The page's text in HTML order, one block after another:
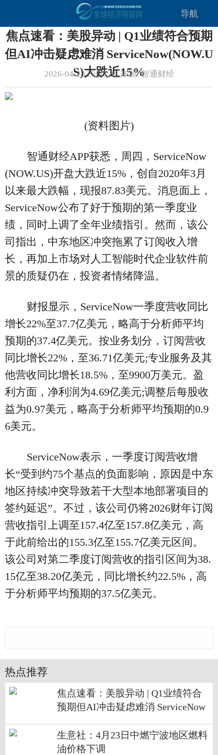
导航
焦点速看：美股异动 | Q1业绩符合预期
但AI冲击疑虑难消 ServiceNow(NOW.U
S)大跌近15%
2026-04-23 22:33:36 来源: 智通财经
(资料图片)
智通财经APP获悉，周四，ServiceNow
(NOW.US)开盘大跌近15%，创自2020年3月
以来最大跌幅，现报87.83美元。消息面上，
ServiceNow公布了好于预期的第一季度业
绩，同时上调了全年业绩指引。然而，该公
司指出，中东地区冲突拖累了订阅收入增
长，再加上市场对人工智能时代企业软件前
景的质疑仍在，投资者情绪降温。
财报显示，ServiceNow一季度营收同比
增长22%至37.7亿美元，略高于分析师平均
预期的37.4亿美元。按业务划分，订阅营收
同比增长22%，至36.71亿美元;专业服务及其
他营收同比增长18.5%，至9900万美元。盈
利方面，净利润为4.69亿美元;调整后每股收
益为0.97美元，略高于分析师平均预期的0.9
6美元。
ServiceNow表示，一季度订阅营收增
长“受到约75个基点的负面影响，原因是中东
地区持续冲突导致若干大型本地部署项目的
签约延迟”。不过，该公司仍将2026财年订阅
营收指引上调至157.4亿至157.8亿美元，高
于此前给出的155.3亿至155.7亿美元区间。
该公司对第二季度订阅营收的指引区间为38.
15亿至38.20亿美元，同比增长约22.5%，高
于分析师平均预期的37.5亿美元。
热点推荐
焦点速看：美股异动 | Q1业绩符合
预期但AI冲击疑虑难消 ServiceNow
生意社：4月23日中燃宁波地区燃料
油价格下调